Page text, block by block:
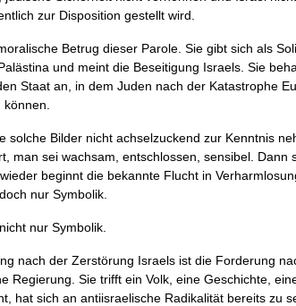
zur Disposition gestellt wird.
Betrug dieser Parole. Sie gibt sich als
und meint die Beseitigung Israels. Sie
Staat an, in dem Juden nach der Katastrophe
solche Bilder nicht achselzuckend zur Kenntnis
man sei wachsam, entschlossen, sensibel. Dann
beginnt die bekannte Flucht in
nur Symbolik.
nur Symbolik.
nach der Zerstörung Israels ist die Forderung
Regierung. Sie trifft ein Volk, eine Geschichte,
hat sich an antiisraelische Radikalität bereits zu